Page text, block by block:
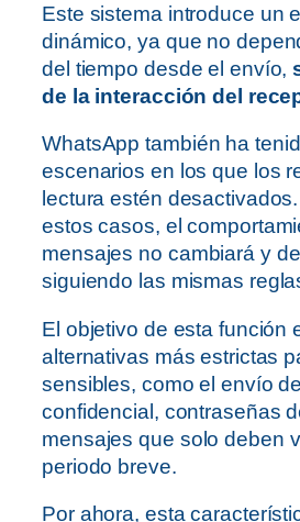
Este sistema introduce un
dinámico, ya que no
del tiempo desde el envío,
de la interacción del
WhatsApp también ha
escenarios en los que los
lectura estén
estos casos, el
mensajes no cambiará y
siguiendo las mismas
El objetivo de esta función
alternativas más estrictas
sensibles, como el envío
confidencial, contraseñas
mensajes que solo deben
periodo breve.
Por ahora, esta